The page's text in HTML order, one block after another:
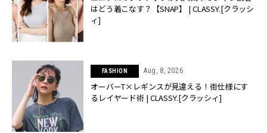
はどう着こなす？【SNAP】 | CLASSY.[クラッシ
ィ]
FASHION Aug, 8, 2026
オーバーT×レギンスが見違える！街仕様にす
るレイヤード術 | CLASSY.[クラッシィ]